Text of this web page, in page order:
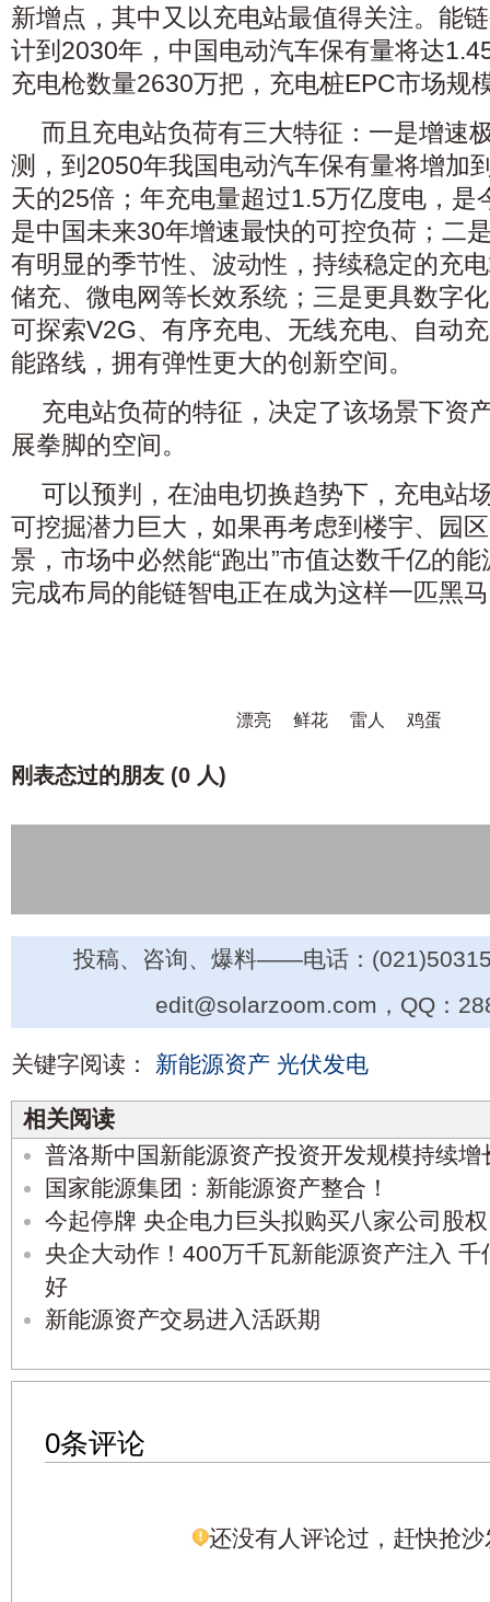
新增点，其中又以充电站最值得关注。能
计到2030年，中国电动汽车保有量将达
充电枪数量2630万把，充电桩EPC市场规
而且充电站负荷有三大特征：一是增速
测，到2050年我国电动汽车保有量将增加
天的25倍；年充电量超过1.5万亿度电，是
是中国未来30年增速最快的可控负荷；二
有明显的季节性、波动性，持续稳定的充
储充、微电网等长效系统；三是更具数字
可探索V2G、有序充电、无线充电、自动
能路线，拥有弹性更大的创新空间。
充电站负荷的特征，决定了该场景下资
展拳脚的空间。
可以预判，在油电切换趋势下，充电站
可挖掘潜力巨大，如果再考虑到楼宇、园
景，市场中必然能“跑出”市值达数千亿的
完成布局的能链智电正在成为这样一匹黑
漂亮 鲜花 雷人 鸡蛋
刚表态过的朋友 (0 人)
投稿、咨询、爆料——电话：
edit@solarzoom.com，QQ：
关键字阅读： 新能源资产 光伏发电
相关阅读
普洛斯中国新能源资产投资开发规模持续增
国家能源集团：新能源资产整合！
今起停牌 央企电力巨头拟购买八家公司股
央企大动作！400万千瓦新能源资产注入
好
新能源资产交易进入活跃期
0条评论
还没有人评论过，赶快抢沙